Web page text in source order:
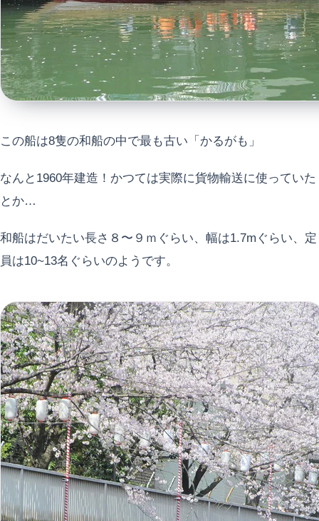
この船は8隻の和船の中で最も古い「かるがも」
なんと1960年建造！かつては実際に貨物輸送に使っていた
とか…
和船はだいたい長さ８〜９ｍぐらい、幅は1.7mぐらい、定
員は10~13名ぐらいのようです。